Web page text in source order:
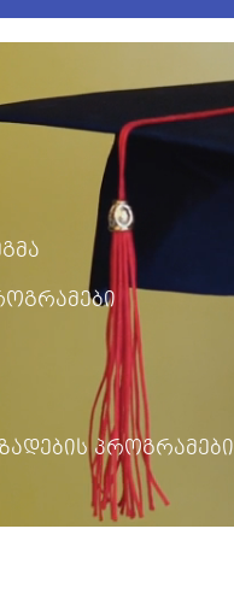
პროგრამები